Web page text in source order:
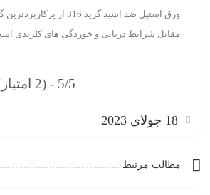
ورق استیل ضد اسید گرید 316 از
مقابل شرایط دریایی و خوردگی های کلریدی
5/5 - (2 امتیاز)
18 جولای 2023
مطالب مرتبط